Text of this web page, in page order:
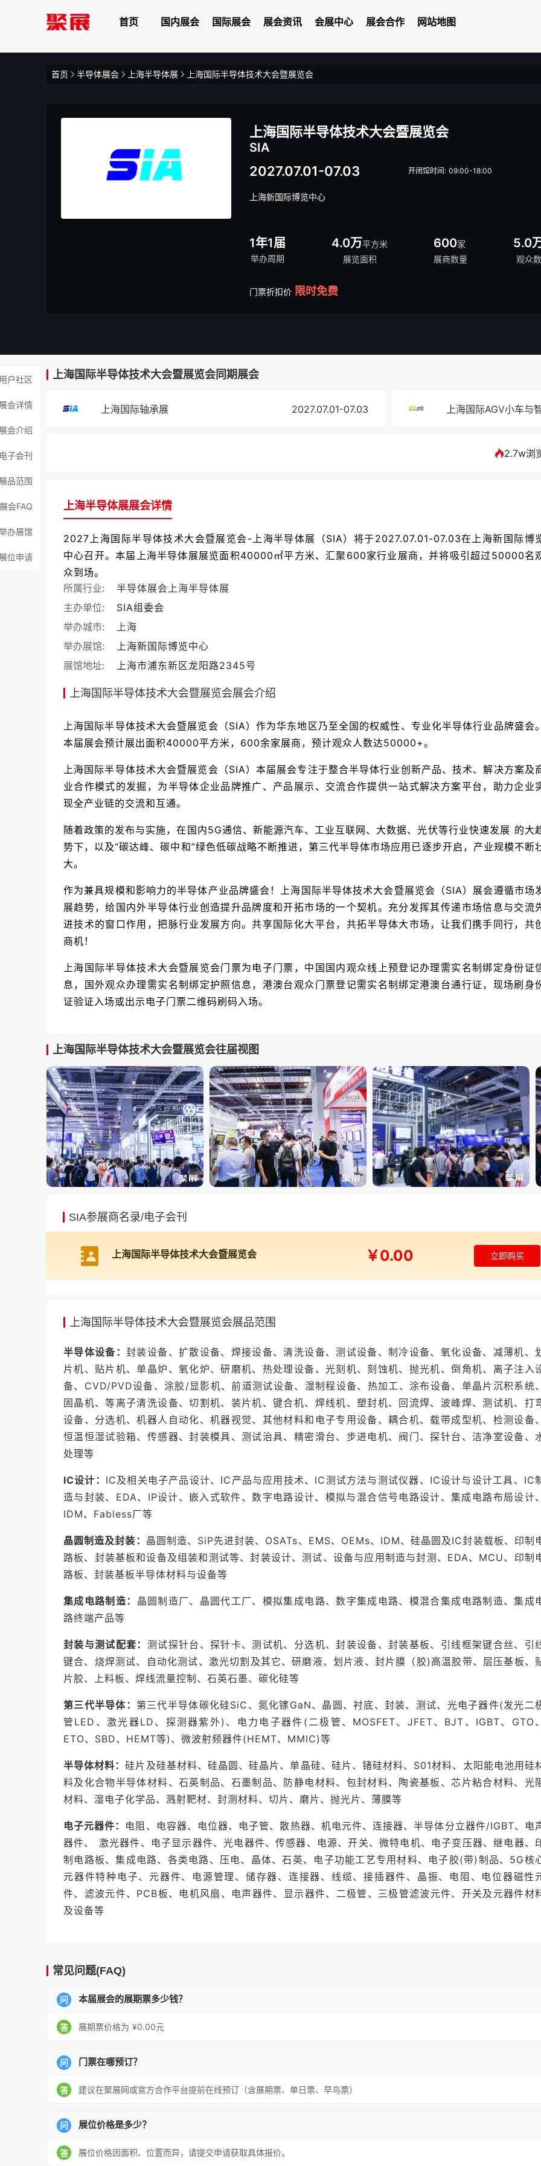
首页 国内展会 国际展会 展会资讯 会展中心 展会合作 网站地图
首页 半导体展会 上海半导体展 上海国际半导体技术大会暨展览会
上海国际半导体技术大会暨展览会
SIA
2027.07.01-07.03 开闭馆时间: 09:00-18:00
上海新国际博览中心
1年1届
举办周期
4.0万平方米
展览面积
600家
展商数量
5.0
观众
门票折扣价 限时免费
户社区
会详情
会介绍
子会刊
品范围
会FAQ
办展馆
位申请
上海国际半导体技术大会暨展览会同期展会
上海国际轴承展 2027.07.01-07.03 上海国际AGV小车与
2.7w浏
上海半导体展展会详情
2027上海国际半导体技术大会暨展览会-上海半导体展（SIA）将于2027.07.01-07.03在上海新国际博
中心召开。本届上海半导体展展览面积40000㎡平方米、汇聚600家行业展商，并将吸引超过50000名
众到场。
所属行业:
半导体展会上海半导体展
主办单位:
SIA组委会
举办城市:
上海
举办展馆:
上海新国际博览中心
展馆地址:
上海市浦东新区龙阳路2345号
上海国际半导体技术大会暨展览会展会介绍
上海国际半导体技术大会暨展览会（SIA）作为华东地区乃至全国的权威性、专业化半导体行业品牌盛会
本届展会预计展出面积40000平方米，600余家展商，预计观众人数达50000+。
上海国际半导体技术大会暨展览会（SIA）本届展会专注于整合半导体行业创新产品、技术、解决方案及
业合作模式的发掘，为半导体企业品牌推广、产品展示、交流合作提供一站式解决方案平台，助力企业
现全产业链的交流和互通。
随着政策的发布与实施，在国内5G通信、新能源汽车、工业互联网、大数据、光伏等行业快速发展 的大
势下，以及“碳达峰、碳中和”绿色低碳战略不断推进，第三代半导体市场应用已逐步开启，产业规模不断
大。
作为兼具规模和影响力的半导体产业品牌盛会！上海国际半导体技术大会暨展览会（SIA）展会遵循市场
展趋势，给国内外半导体行业创造提升品牌度和开拓市场的一个契机。充分发挥其传递市场信息与交流
进技术的窗口作用，把脉行业发展方向。共享国际化大平台，共拓半导体大市场，让我们携手同行，共
商机！
上海国际半导体技术大会暨展览会门票为电子门票，中国国内观众线上预登记办理需实名制绑定身份证
息，国外观众办理需实名制绑定护照信息，港澳台观众门票登记需实名制绑定港澳台通行证，现场刷身
证验证入场或出示电子门票二维码刷码入场。
上海国际半导体技术大会暨展览会往届视图
SIA参展商名录/电子会刊
上海国际半导体技术大会暨展览会 ￥0.00 立即购买
上海国际半导体技术大会暨展览会展品范围
半导体设备：封装设备、扩散设备、焊接设备、清洗设备、测试设备、制冷设备、氧化设备、减薄机、
片机、贴片机、单晶炉、氧化炉、研磨机、热处理设备、光刻机、刻蚀机、抛光机、倒角机、离子注入
备、CVD/PVD设备、涂胶/显影机、前道测试设备、湿制程设备、热加工、涂布设备、单晶片沉积系统
固晶机、等离子清洗设备、切割机、装片机、键合机、焊线机、塑封机、回流焊、波峰焊、测试机、打
设备、分选机、机器人自动化、机器视觉、其他材料和电子专用设备、耦合机、载带成型机、检测设备
恒温恒湿试验箱、传感器、封装模具、测试治具、精密滑台、步进电机、阀门、探针台、洁净室设备、
处理等
IC设计： IC及相关电子产品设计、IC产品与应用技术、IC测试方法与测试仪器、IC设计与设计工具、IC
造与封装、EDA、IP设计、嵌入式软件、数字电路设计、模拟与混合信号电路设计、集成电路布局设计
IDM、Fabless厂等
晶圆制造及封装： 晶圆制造、SiP先进封装、OSATs、EMS、OEMs、IDM、硅晶圆及IC封装载板、印制
路板、封装基板和设备及组装和测试等、封装设计、测试、设备与应用制造与封测、EDA、MCU、印制
路板、封装基板半导体材料与设备等
集成电路制造： 晶圆制造厂、晶圆代工厂、模拟集成电路、数字集成电路、模混合集成电路制造、集成
路终端产品等
封装与测试配套： 测试探针台、探针卡、测试机、分选机、封装设备、封装基板、引线框架键合丝、引
键合、烧焊测试、自动化测试、激光切割及其它、研磨液、划片液、封片膜（胶)高温胶带、层压基板、
片胶、上料板、焊线流量控制、石英石墨、碳化硅等
第三代半导体： 第三代半导体碳化硅SiC、氮化镓GaN、晶圆、衬底、封装、测试、光电子器件(发光二
管LED、激光器LD、探测器紫外)、电力电子器件(二极管、MOSFET、JFET、BJT、IGBT、GTO
ETO、SBD、HEMT等)、微波射频器件(HEMT、MMIC)等
半导体材料：硅片及硅基材料、硅晶圆、硅晶片、单晶硅、硅片、锗硅材料、S01材料、太阳能电池用硅
料及化合物半导体材料、石英制品、石墨制品、防静电材料、包封材料、陶瓷基板、芯片粘合材料、光
材料、湿电子化学品、溅射靶材、封测材料、切片、磨片、抛光片、薄膜等
电子元器件： 电阻、电容器、电位器、电子管、散热器、机电元件、连接器、半导体分立器件/IGBT、电
器件、 激光器件、电子显示器件、光电器件、传感器、电源、开关、微特电机、电子变压器、继电器、
制电路板、集成电路、各类电路、压电、晶体、石英、电子功能工艺专用材料、电子胶(带)制品、5G核
元器件特种电子、元器件、电源管理、储存器、连接器、线缆、接插器件、晶振、电阻、电位器磁性
件、滤波元件、PCB板、电机风扇、电声器件、显示器件、二极管、三极管滤波元件、开关及元器件材
及设备等
常见问题(FAQ)
问 本届展会的展期票多少钱？
答 展期票价格为 ¥0.00元
问 门票在哪预订？
答 建议在聚展网或官方合作平台提前在线预订（含展期票、单日票、早鸟票）
问 展位价格是多少？
答 展位价格因面积、位置而异，请提交申请获取具体报价。